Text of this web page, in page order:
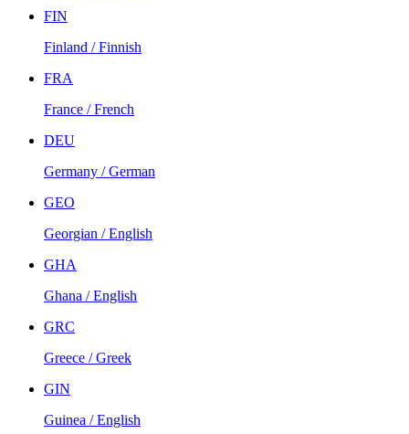
FIN
Finland / Finnish
FRA
France / French
DEU
Germany / German
GEO
Georgian / English
GHA
Ghana / English
GRC
Greece / Greek
GIN
Guinea / English